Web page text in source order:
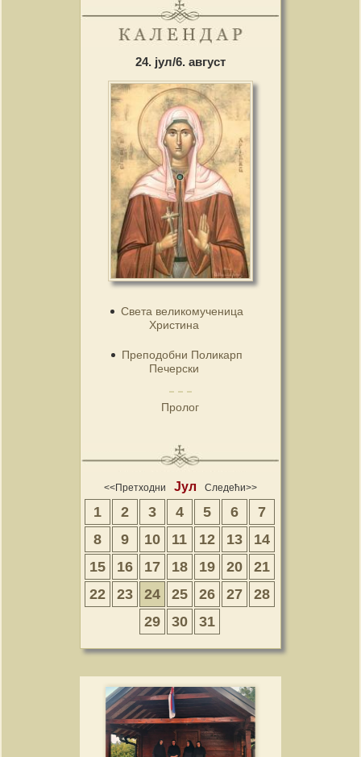
24. јул/6. август
Света великомученица
Христина
Преподобни Поликарп
Печерски
Пролог
<<Претходни Јул Следећи>>
1 2 3 4 5 6
7
8
9 10 11 12 13
14
15
16 17 18 19 20
21
22
23 24 25 26 27
28
29
30 31